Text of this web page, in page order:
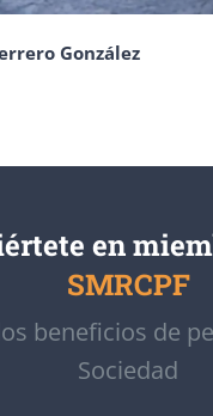
González
en
SMRCPF
beneficios de
Sociedad